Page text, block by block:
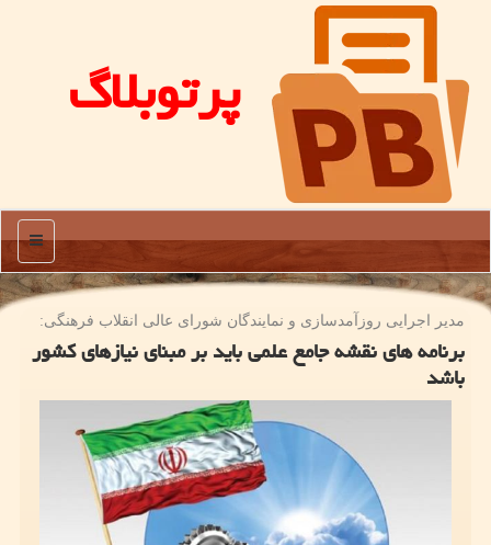
پرتوبلاگ
منو
مدیر اجرایی روزآمدسازی و نمایندگان شورای عالی انقلاب فرهنگی:
برنامه های نقشه جامع علمی باید بر مبنای نیازهای کشور
باشد